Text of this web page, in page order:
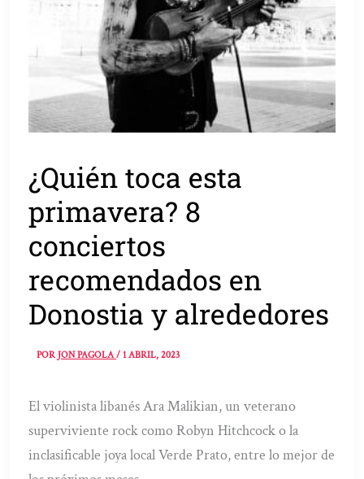
¿Quién toca esta
primavera? 8
conciertos
recomendados en
Donostia y alrededores
PORJON PAGOLA/1 ABRIL, 2023
El violinista libanés Ara Malikian, un veterano
superviviente rock como Robyn Hitchcock o la
inclasificable joya local Verde Prato, entre lo mejor de